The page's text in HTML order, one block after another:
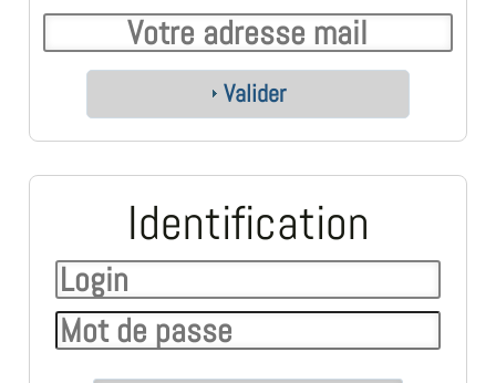
Valider
Identification